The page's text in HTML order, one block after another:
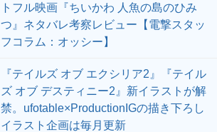
トフル映画『ちいかわ 人魚の島のひみ
つ』ネタバレ考察レビュー【電撃スタッ
フコラム：オッシー】
『テイルズ オブ エクシリア2』『テイル
ズ オブ デスティニー2』新イラストが解
禁。ufotable×ProductionIGの描き下ろし
イラスト企画は毎月更新